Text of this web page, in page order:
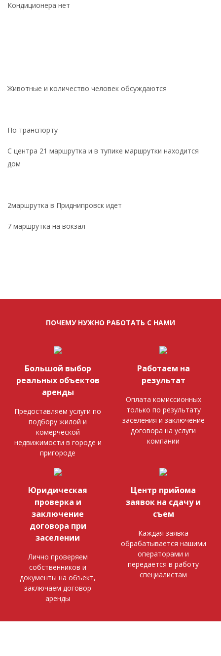
Кондиционера нет
Животные и количество человек обсуждаются
По транспорту
С центра 21 маршрутка и в тупике маршрутки находится
дом
2маршрутка в Приднипровск идет
7 маршрутка на вокзал
ПОЧЕМУ НУЖНО РАБОТАТЬ С НАМИ
Большой выбор
реальных объектов
аренды
Предоставляем услуги по
подбору жилой и
комерческой
недвижимости в городе и
пригороде
Работаем на
результат
Оплата комиссионных
только по результату
заселения и заключение
договора на услуги
компании
Юридическая
проверка и
заключение
договора при
заселении
Лично проверяем
собственников и
документы на объект,
заключаем договор
аренды
Центр прийома
заявок на сдачу и
съем
Каждая заявка
обрабатывается нашими
операторами и
передается в работу
специалистам